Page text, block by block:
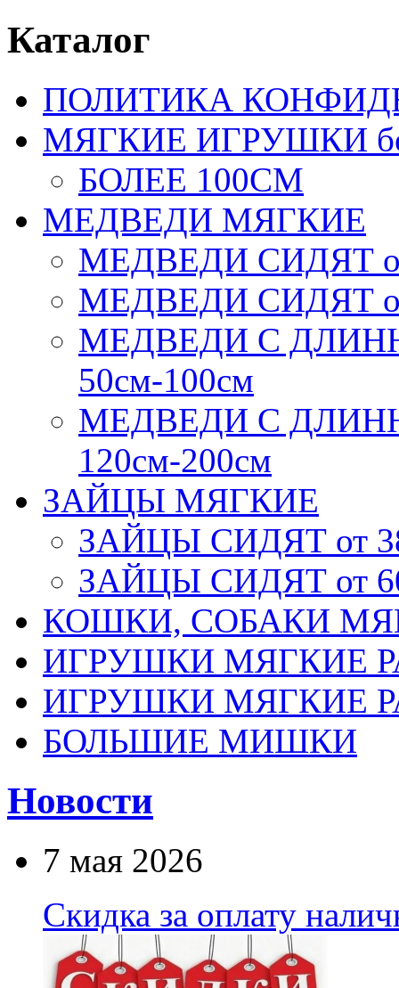
Каталог
ПОЛИТИКА
МЯГКИЕ ИГРУШКИ
БОЛЕЕ 100СМ
МЕДВЕДИ МЯГКИЕ
МЕДВЕДИ СИДЯТ
МЕДВЕДИ СИДЯТ
МЕДВЕДИ С
50см-100см
МЕДВЕДИ С
120см-200см
ЗАЙЦЫ МЯГКИЕ
ЗАЙЦЫ СИДЯТ от
ЗАЙЦЫ СИДЯТ от
КОШКИ, СОБАКИ
ИГРУШКИ МЯГКИЕ
ИГРУШКИ МЯГКИЕ
БОЛЬШИЕ МИШКИ
Новости
7 мая 2026
Скидка за оплату